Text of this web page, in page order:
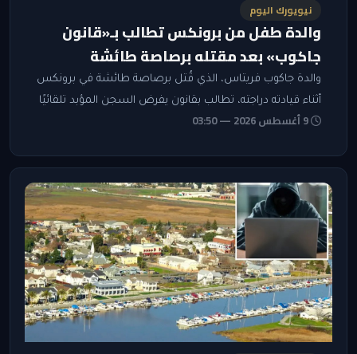
نيويورك اليوم
والدة طفل من برونكس تطالب بـ«قانون
جاكوب» بعد مقتله برصاصة طائشة
والدة جاكوب فريتاس، الذي قُتل برصاصة طائشة في برونكس
أثناء قيادته دراجته، تطالب بقانون يفرض السجن المؤبد تلقائيًا
عند وفاة طفل بسبب سلوك إجرامي متهور.
9 أغسطس 2026 — 03:50